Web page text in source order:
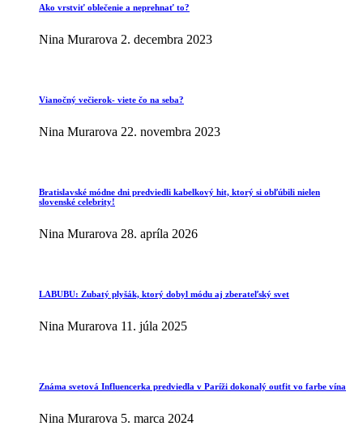
Ako vrstviť oblečenie a neprehnať to?
Nina Murarova 2. decembra 2023
Vianočný večierok- viete čo na seba?
Nina Murarova 22. novembra 2023
Bratislavské módne dni predviedli kabelkový hit, ktorý si obľúbili nielen
slovenské celebrity!
Nina Murarova 28. apríla 2026
LABUBU: Zubatý plyšák, ktorý dobyl módu aj zberateľský svet
Nina Murarova 11. júla 2025
Známa svetová Influencerka predviedla v Paríži dokonalý outfit vo farbe vína
Nina Murarova 5. marca 2024